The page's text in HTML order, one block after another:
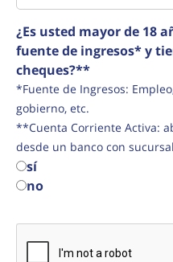
¿Es usted mayor de 18
fuente de ingresos* y
cheques?**
*Fuente de Ingresos: Empleo, pensión, beneficios del
gobierno, etc.
**Cuenta Corriente Activa:
desde un banco con
sí
no